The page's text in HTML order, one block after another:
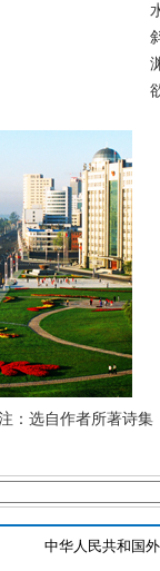
注：选自作者所著诗
中华人民共和国